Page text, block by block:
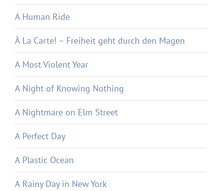
A Human Ride
À La Carte! – Freiheit geht durch den Magen
A Most Violent Year
A Night of Knowing Nothing
A Nightmare on Elm Street
A Perfect Day
A Plastic Ocean
A Rainy Day in New York